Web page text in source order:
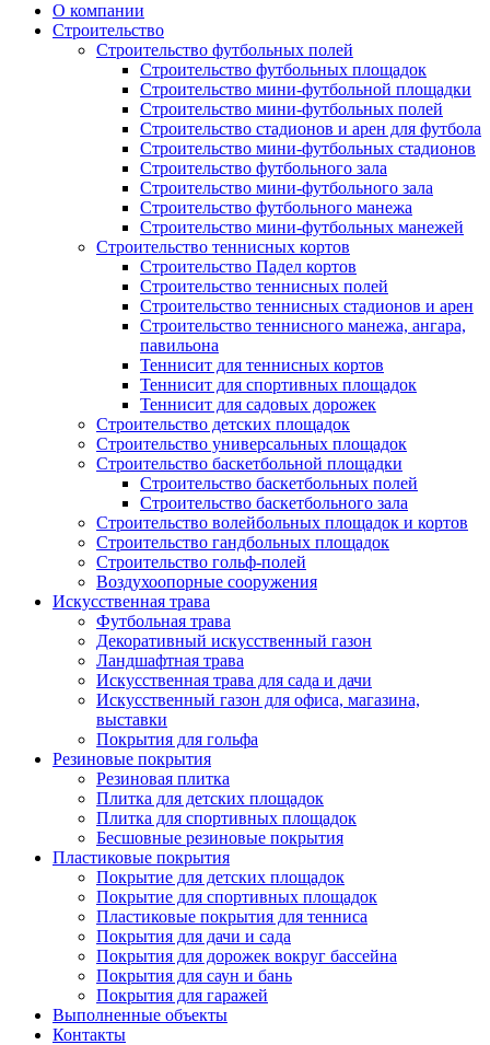
О компании
Строительство
Строительство футбольных полей
Строительство футбольных площадок
Строительство мини-футбольной площадки
Строительство мини-футбольных полей
Строительство стадионов и арен для футбола
Строительство мини-футбольных стадионов
Строительство футбольного зала
Строительство мини-футбольного зала
Строительство футбольного манежа
Строительство мини-футбольных манежей
Строительство теннисных кортов
Строительство Падел кортов
Строительство теннисных полей
Строительство теннисных стадионов и арен
Строительство теннисного манежа, ангара,
павильона
Теннисит для теннисных кортов
Теннисит для спортивных площадок
Теннисит для садовых дорожек
Строительство детских площадок
Строительство универсальных площадок
Строительство баскетбольной площадки
Строительство баскетбольных полей
Строительство баскетбольного зала
Строительство волейбольных площадок и кортов
Строительство гандбольных площадок
Строительство гольф-полей
Воздухоопорные сооружения
Искусственная трава
Футбольная трава
Декоративный искусственный газон
Ландшафтная трава
Искусственная трава для сада и дачи
Искусственный газон для офиса, магазина,
выставки
Покрытия для гольфа
Резиновые покрытия
Резиновая плитка
Плитка для детских площадок
Плитка для спортивных площадок
Бесшовные резиновые покрытия
Пластиковые покрытия
Покрытие для детских площадок
Покрытие для спортивных площадок
Пластиковые покрытия для тенниса
Покрытия для дачи и сада
Покрытия для дорожек вокруг бассейна
Покрытия для саун и бань
Покрытия для гаражей
Выполненные объекты
Контакты